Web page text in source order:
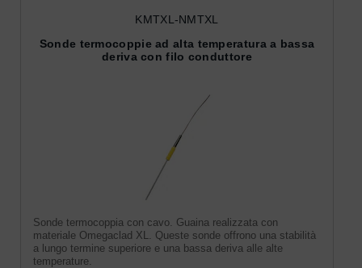
KMTXL-NMTXL
Sonde termocoppie ad alta temperatura a bassa
deriva con filo conduttore
Sonde termocoppia con cavo. Guaina realizzata con
materiale Omegaclad XL. Queste sonde offrono una stabilità
a lungo termine superiore e una bassa deriva alle alte
temperature.